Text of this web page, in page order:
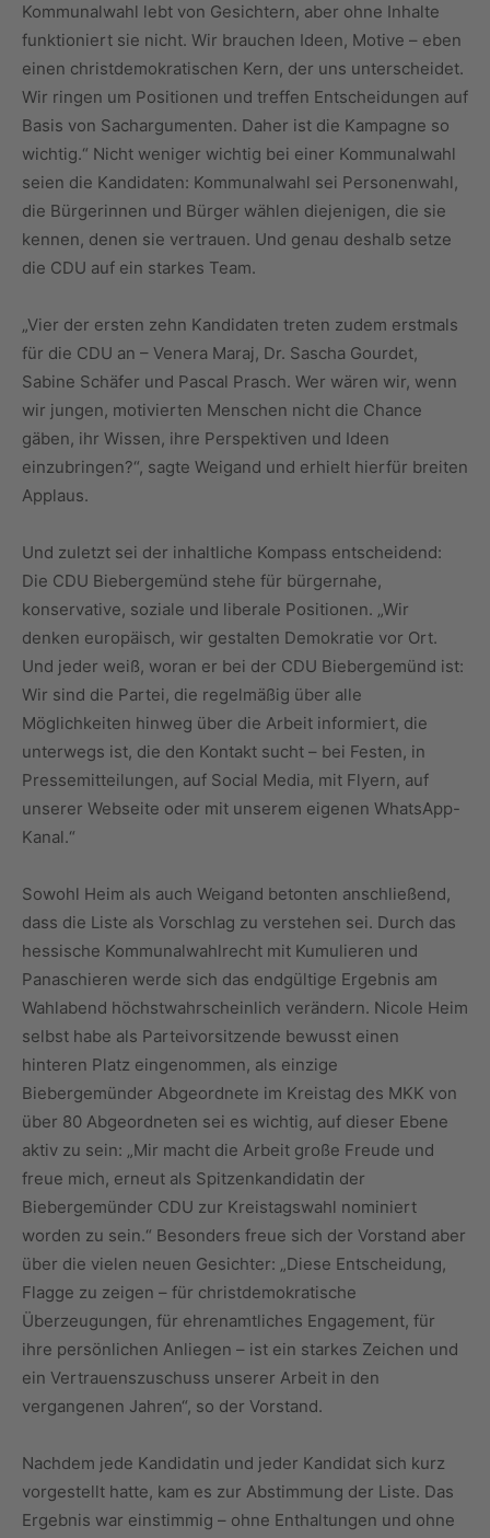
Kommunalwahl lebt von Gesichtern, aber ohne Inhalte
funktioniert sie nicht. Wir brauchen Ideen, Motive – eben
einen christdemokratischen Kern, der uns unterscheidet.
Wir ringen um Positionen und treffen Entscheidungen auf
Basis von Sachargumenten. Daher ist die Kampagne so
wichtig.“ Nicht weniger wichtig bei einer Kommunalwahl
seien die Kandidaten: Kommunalwahl sei Personenwahl,
die Bürgerinnen und Bürger wählen diejenigen, die sie
kennen, denen sie vertrauen. Und genau deshalb setze
die CDU auf ein starkes Team.
„Vier der ersten zehn Kandidaten treten zudem erstmals
für die CDU an – Venera Maraj, Dr. Sascha Gourdet,
Sabine Schäfer und Pascal Prasch. Wer wären wir, wenn
wir jungen, motivierten Menschen nicht die Chance
gäben, ihr Wissen, ihre Perspektiven und Ideen
einzubringen?“, sagte Weigand und erhielt hierfür breiten
Applaus.
Und zuletzt sei der inhaltliche Kompass entscheidend:
Die CDU Biebergemünd stehe für bürgernahe,
konservative, soziale und liberale Positionen. „Wir
denken europäisch, wir gestalten Demokratie vor Ort.
Und jeder weiß, woran er bei der CDU Biebergemünd ist:
Wir sind die Partei, die regelmäßig über alle
Möglichkeiten hinweg über die Arbeit informiert, die
unterwegs ist, die den Kontakt sucht – bei Festen, in
Pressemitteilungen, auf Social Media, mit Flyern, auf
unserer Webseite oder mit unserem eigenen WhatsApp-
Kanal.“
Sowohl Heim als auch Weigand betonten anschließend,
dass die Liste als Vorschlag zu verstehen sei. Durch das
hessische Kommunalwahlrecht mit Kumulieren und
Panaschieren werde sich das endgültige Ergebnis am
Wahlabend höchstwahrscheinlich verändern. Nicole Heim
selbst habe als Parteivorsitzende bewusst einen
hinteren Platz eingenommen, als einzige
Biebergemünder Abgeordnete im Kreistag des MKK von
über 80 Abgeordneten sei es wichtig, auf dieser Ebene
aktiv zu sein: „Mir macht die Arbeit große Freude und
freue mich, erneut als Spitzenkandidatin der
Biebergemünder CDU zur Kreistagswahl nominiert
worden zu sein.“ Besonders freue sich der Vorstand aber
über die vielen neuen Gesichter: „Diese Entscheidung,
Flagge zu zeigen – für christdemokratische
Überzeugungen, für ehrenamtliches Engagement, für
ihre persönlichen Anliegen – ist ein starkes Zeichen und
ein Vertrauenszuschuss unserer Arbeit in den
vergangenen Jahren“, so der Vorstand.
Nachdem jede Kandidatin und jeder Kandidat sich kurz
vorgestellt hatte, kam es zur Abstimmung der Liste. Das
Ergebnis war einstimmig – ohne Enthaltungen und ohne